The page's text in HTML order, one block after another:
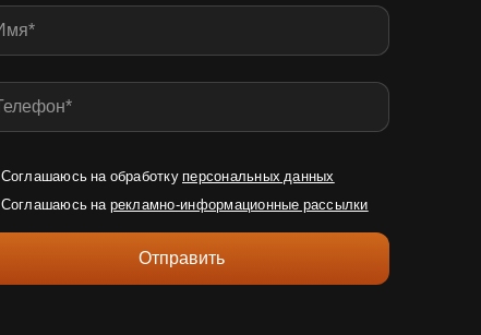
Соглашаюсь на обработку персональных данных
Соглашаюсь на рекламно-информационные рассылки
Отправить